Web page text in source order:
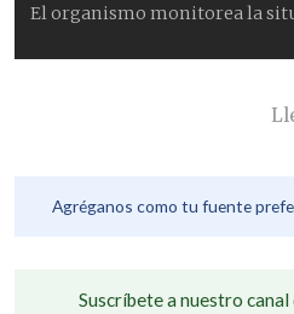
El organismo monitorea la
Agréganos como tu fuente
Suscríbete a nuestro canal